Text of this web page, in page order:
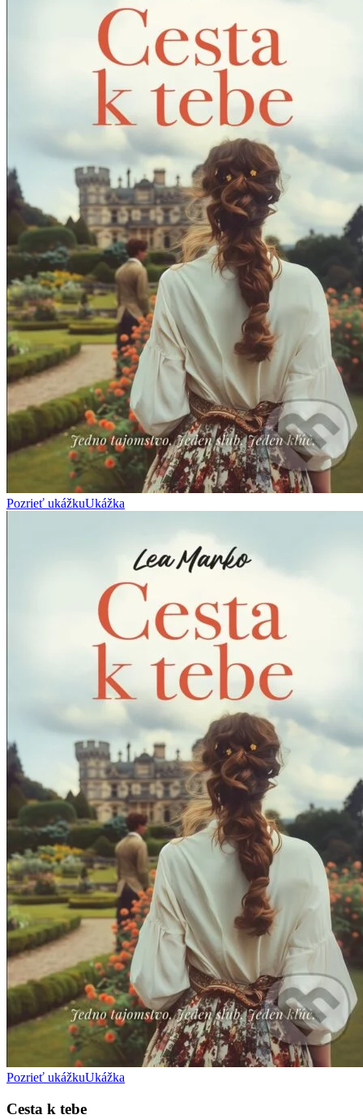
Pozrieť ukážkuUkážka
Pozrieť ukážkuUkážka
Cesta k tebe